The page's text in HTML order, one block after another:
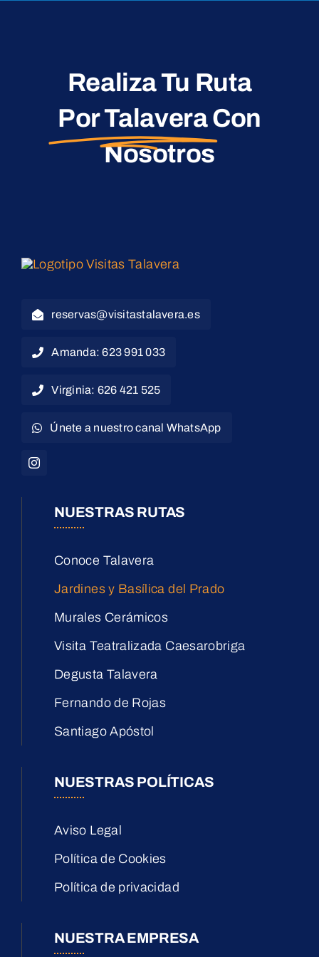
Realiza Tu Ruta
Por TalaveraCon
Nosotros
reservas@visitastalavera.es
Amanda: 623 991 033
Virginia: 626 421 525
Únete a nuestro canal WhatsApp
NUESTRAS RUTAS
Conoce Talavera
Jardines y Basílica del Prado
Murales Cerámicos
Visita Teatralizada Caesarobriga
Degusta Talavera
Fernando de Rojas
Santiago Apóstol
NUESTRAS POLÍTICAS
Aviso Legal
Política de Cookies
Política de privacidad
NUESTRA EMPRESA